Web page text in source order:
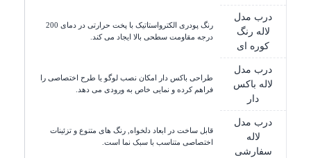
درب مدل
لاله رنگ
کوره ای
رنگ پودری الکترواستاتیک با پخت حرارتی در دمای 200
درجه مقاومت سطحی بالا ایجاد می کند.
درب مدل
لاله باکس
دار
طراحی باکس دار امکان نصب لوگو یا طرح اختصاصی را
فراهم کرده و نمایی خاص به ورودی می دهد.
درب مدل
لاله
سفارشی
قابل ساخت در ابعاد دلخواه, رنگ های متنوع و تزئینات
اختصاصی متناسب با سبک نما است.